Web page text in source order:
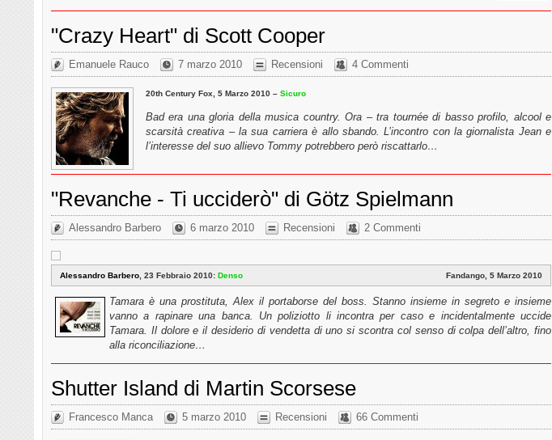
"Crazy Heart" di Scott Cooper
Emanuele Rauco 7 marzo 2010 Recensioni 4 Commenti
20th Century Fox, 5 Marzo 2010 – Sicuro
Bad era una gloria della musica country. Ora – tra tournée di basso profilo, alcool e
scarsità creativa – la sua carriera è allo sbando. L’incontro con la giornalista Jean e
l’interesse del suo allievo Tommy potrebbero però riscattarlo…
"Revanche - Ti ucciderò" di Götz Spielmann
Alessandro Barbero 6 marzo 2010 Recensioni 2 Commenti
Alessandro Barbero , 23 Febbraio 2010: Denso Fandango, 5 Marzo 2010
Tamara è una prostituta, Alex il portaborse del boss. Stanno insieme in segreto e insieme
vanno a rapinare una banca. Un poliziotto li incontra per caso e incidentalmente uccide
Tamara. Il dolore e il desiderio di vendetta di uno si scontra col senso di colpa dell’altro, fino
alla riconciliazione…
Shutter Island di Martin Scorsese
Francesco Manca 5 marzo 2010 Recensioni 66 Commenti